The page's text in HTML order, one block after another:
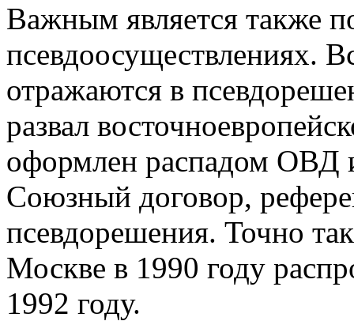
Важным является также
псевдоосуществлениях.
отражаются в
развал
оформлен распадом ОВД
Союзный договор,
псевдорешения. Точно
Москве в 1990 году
1992 году.